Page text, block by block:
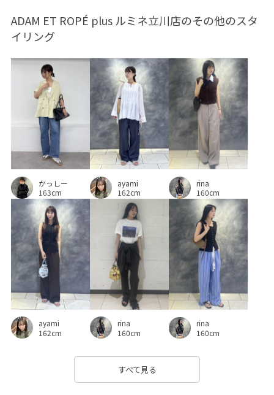
ミュール モード ラインストーン リラックス感
ワイドデニム
光沢感 合わせやすい 夏雑貨 女性らしさ 安定感
小物 履き心地が良い 接触冷感 映えアイテム
歩きやすい 涼しげ 疲れにくい 着脱しやすい
紫外線対策 肌触りが良い 肌馴染が良い 華やか
落ち感 薄手 軽い着心地
ADAM ET ROPÉ plus ルミネ立川店のその他のスタ
イリング
かっしー
163cm
ayami
162cm
rina
160cm
ayami
162cm
rina
160cm
rina
160cm
すべて見る